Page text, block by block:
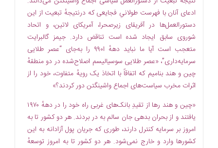
ادعای آنان با فهرست طولانیِ فجایعی که درنتیجهٔ تبعیت از این
دستورالعمل‌ها در آفریقای زیرصحرا، آمریکای لاتین، و اتحاد
شوروی سابق ایجاد شده است تناقض دارد. جیمز گالبرایت
متعجب است آیا ما نباید دههٔ ا۹۹۰ را به‌جای “عصر طلایی
سرمایه‏‌داری”، «عصر طلایی سوسیالیسم اصلاح‌‏شده در دو منطقهٔ
چین و هند بنامیم که اتفاقاً با اتخاذ یک رویهٔ متفاوت، خود را از
اثرات مخرب سیاست‌‌های اجماع واشینگتن دور کردند؟»
«چین و هند رها از تقیدِ بانک‌های غربی راه خود را در دههٔ ۱۹۷۰
یافتند و از بحران بدهی جان سالم به در بردند. هر دو کشور تا به
امروز بر سرمایه کنترل دارند، طوری که جریان پول آزادانه به این
کشورها وارد و خارج نمی‌شود. هر دو کشور تا به امروز توسعهٔ